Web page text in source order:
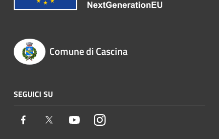
Comune di Cascina
SEGUICI SU
Facebook Twitter YoutubeInstagram